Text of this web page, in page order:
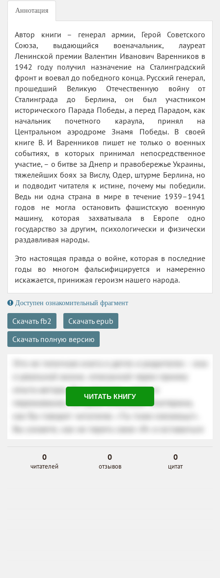
Аннотация
Автор книги – генерал армии, Герой Советского
Союза, выдающийся военачальник, лауреат
Ленинской премии Валентин Иванович Варенников в
1942 году получил назначение на Сталинградский
фронт и воевал до победного конца. Русский генерал,
прошедший Великую Отечественную войну от
Сталинграда до Берлина, он был участником
исторического Парада Победы, а перед Парадом, как
начальник почетного караула, принял на
Центральном аэродроме Знамя Победы. В своей
книге В. И Варенников пишет не только о военных
событиях, в которых принимал непосредственное
участие, – о битве за Днепр и правобережье Украины,
тяжелейших боях за Вислу, Одер, штурме Берлина, но
и подводит читателя к истине, почему мы победили.
Ведь ни одна страна в мире в течение 1939–1941
годов не могла остановить фашистскую военную
машину, которая захватывала в Европе одно
государство за другим, психологически и физически
раздавливая народы.
Это настоящая правда о войне, которая в последние
годы во многом фальсифицируется и намеренно
искажается, принижая героизм нашего народа.
Доступен ознакомительный фрагмент
Скачать fb2
Скачать epub
Скачать полную версию
ЧИТАТЬ КНИГУ
0
читателей
0
отзывов
0
цитат